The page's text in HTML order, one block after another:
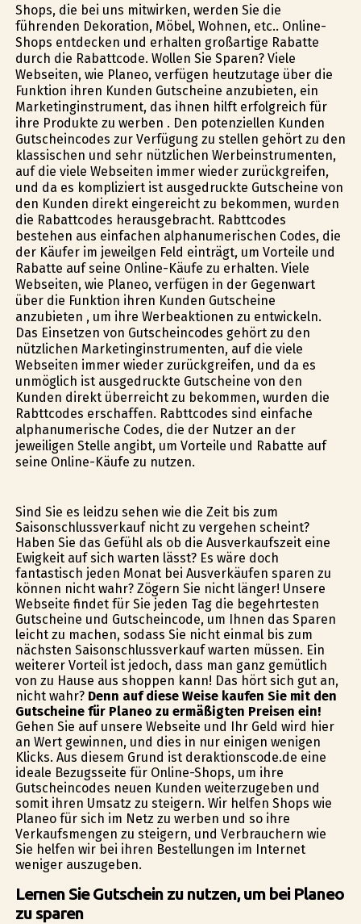
Shops, die bei uns mitwirken, werden Sie die
führenden Dekoration, Möbel, Wohnen, etc.. Online-
Shops entdecken und erhalten großartige Rabatte
durch die Rabattcode. Wollen Sie Sparen? Viele
Webseiten, wie Planeo, verfügen heutzutage über die
Funktion ihren Kunden Gutscheine anzubieten, ein
Marketinginstrument, das ihnen hilft erfolgreich für
ihre Produkte zu werben . Den potenziellen Kunden
Gutscheincodes zur Verfügung zu stellen gehört zu den
klassischen und sehr nützlichen Werbeinstrumenten,
auf die viele Webseiten immer wieder zurückgreifen,
und da es kompliziert ist ausgedruckte Gutscheine von
den Kunden direkt eingereicht zu bekommen, wurden
die Rabattcodes herausgebracht. Rabttcodes
bestehen aus einfachen alphanumerischen Codes, die
der Käufer im jeweilgen Feld einträgt, um Vorteile und
Rabatte auf seine Online-Käufe zu erhalten. Viele
Webseiten, wie Planeo, verfügen in der Gegenwart
über die Funktion ihren Kunden Gutscheine
anzubieten , um ihre Werbeaktionen zu entwickeln.
Das Einsetzen von Gutscheincodes gehört zu den
nützlichen Marketinginstrumenten, auf die viele
Webseiten immer wieder zurückgreifen, und da es
unmöglich ist ausgedruckte Gutscheine von den
Kunden direkt überreicht zu bekommen, wurden die
Rabttcodes erschaffen. Rabttcodes sind einfache
alphanumerische Codes, die der Nutzer an der
jeweiligen Stelle angibt, um Vorteile und Rabatte auf
seine Online-Käufe zu nutzen.
Sind Sie es leidzu sehen wie die Zeit bis zum
Saisonschlussverkauf nicht zu vergehen scheint?
Haben Sie das Gefühl als ob die Ausverkaufszeit eine
Ewigkeit auf sich warten lässt? Es wäre doch
fantastisch jeden Monat bei Ausverkäufen sparen zu
können nicht wahr? Zögern Sie nicht länger! Unsere
Webseite findet für Sie jeden Tag die begehrtesten
Gutscheine und Gutscheincode, um Ihnen das Sparen
leicht zu machen, sodass Sie nicht einmal bis zum
nächsten Saisonschlussverkauf warten müssen. Ein
weiterer Vorteil ist jedoch, dass man ganz gemütlich
von zu Hause aus shoppen kann! Das hört sich gut an,
nicht wahr? Denn auf diese Weise kaufen Sie mit den
Gutscheine für Planeo zu ermäßigten Preisen ein!
Gehen Sie auf unsere Webseite und Ihr Geld wird hier
an Wert gewinnen, und dies in nur einigen wenigen
Klicks. Aus diesem Grund ist deraktionscode.de eine
ideale Bezugsseite für Online-Shops, um ihre
Gutscheincodes neuen Kunden weiterzugeben und
somit ihren Umsatz zu steigern. Wir helfen Shops wie
Planeo für sich im Netz zu werben und so ihre
Verkaufsmengen zu steigern, und Verbrauchern wie
Sie helfen wir bei ihren Bestellungen im Internet
weniger auszugeben.
Lernen Sie Gutschein zu nutzen, um bei Planeo
zu sparen